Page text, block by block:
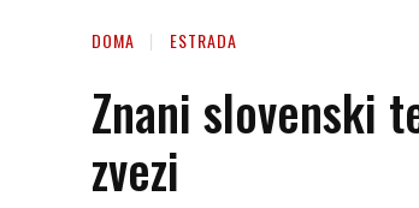
DOMA ESTRADA
Znani slovenski
zvezi